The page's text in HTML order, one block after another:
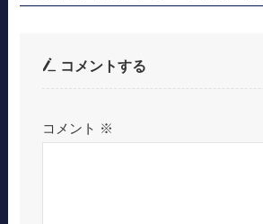
コメントする
コメント ※